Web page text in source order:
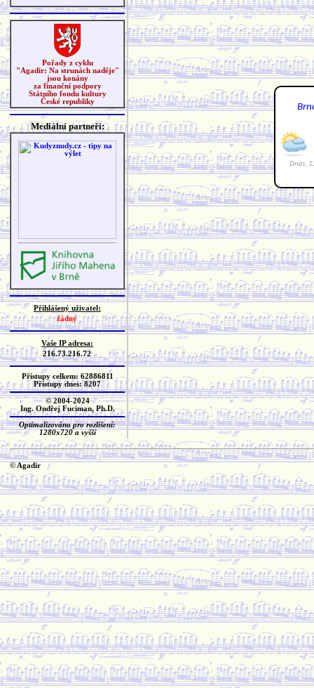
Pořady z cyklu
"Agadir: Na strunách naděje"
jsou konány
za finanční podpory
Státního fondu kultury
České republiky
Mediální partneři:
Přihlášený uživatel:
žádný
Vaše IP adresa:
216.73.216.72
Přístupy celkem: 62886811
Přístupy dnes: 8207
© 2004-2024
Ing. Ondřej Fuciman, Ph.D.
Optimalizováno pro rozlišení:
1280x720 a vyšší
© Agadir